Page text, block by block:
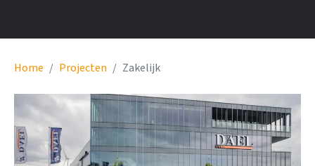
Home Projecten Zakelijk